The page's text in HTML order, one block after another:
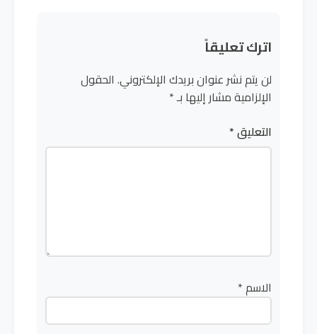
اترك تعليقاً
لن يتم نشر عنوان بريدك الإلكتروني. الحقول
الإلزامية مشار إليها بـ*
التعليق*
الاسم*